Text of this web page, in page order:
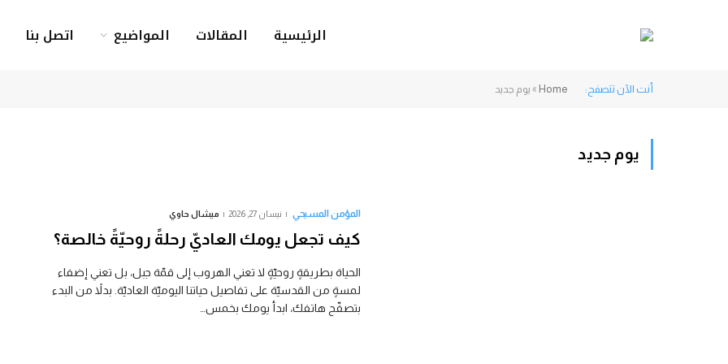
الرئيسية المقالات المواضيع اتصل بنا
أنت الآن تتصفح: Home
» يوم جديد
يوم جديد
المؤمن المسيحي نيسان 27, 2026 ميشال حاوي
كيف تجعل يومك العاديّ رحلةً روحيّةً خالصة؟
الحياة بطريقةٍ روحيّةٍ لا تعني الهروب إلى قمّة جبل، بل تعني إضفاء
لمسةٍ من القدسيّة على تفاصيل حياتنا اليوميّة العاديّة. بدلاً من البدء
بتصفّح هاتفك، ابدأ يومك بخمس…